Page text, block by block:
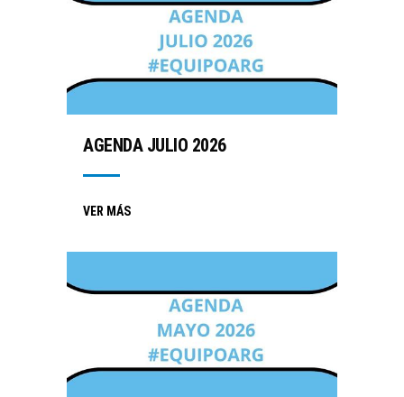
AGENDA JULIO 2026
VER MÁS